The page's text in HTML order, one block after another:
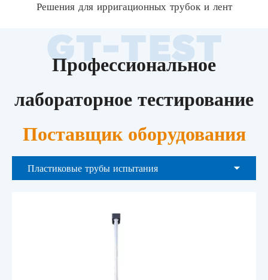
Решения для ирригационных трубок и лент
Профессиональное
лабораторное тестирование
Поставщик оборудования
Пластиковые трубы испытания